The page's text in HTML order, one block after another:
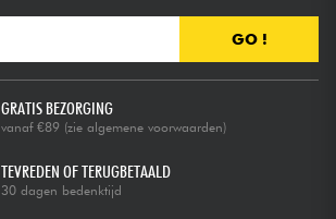
GO !
GRATIS BEZORGING
vanaf €89 (zie algemene voorwaarden)
TEVREDEN OF TERUGBETAALD
30 dagen bedenktijd